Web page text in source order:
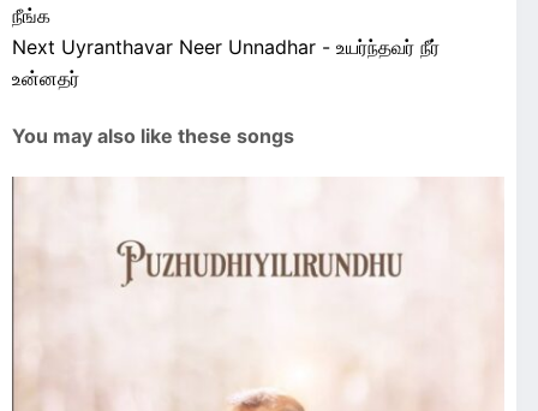
நீங்க
Next Uyranthavar Neer Unnadhar - உயர்ந்தவர் நீர்
உன்னதர்
You may also like these songs